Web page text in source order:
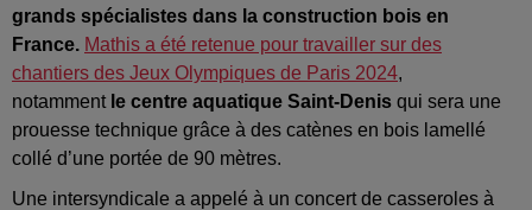
grands spécialistes dans la construction bois en
France. Mathis a été retenue pour travailler sur des
chantiers des Jeux Olympiques de Paris 2024,
notamment le centre aquatique Saint-Denis qui sera une
prouesse technique grâce à des catènes en bois lamellé
collé d’une portée de 90 mètres.
Une intersyndicale a appelé à un concert de casseroles à